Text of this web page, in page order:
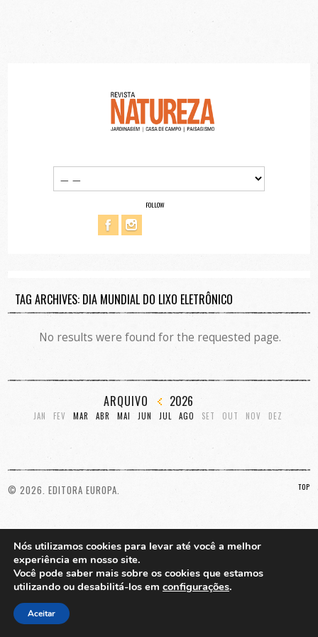
FOLLOW
TAG ARCHIVES: DIA MUNDIAL DO LIXO ELETRÔNICO
No results were found for the requested page.
ARQUIVO 2026
JAN FEV MAR ABR MAI JUN JUL AGO SET OUT NOV DEZ
© 2026. EDITORA EUROPA. TOP
Nós utilizamos cookies para levar até você a melhor
experiência em nosso site.
Você pode saber mais sobre os cookies que estamos
utilizando ou desabilitá-los em configurações.
Aceitar